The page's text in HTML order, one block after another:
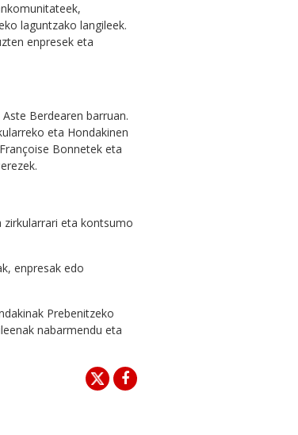
laguntzako langileek.
enpresek eta
Berdearen barruan.
eta Hondakinen
Bonnetek eta
zirkularrari eta kontsumo
enpresak edo
Prebenitzeko
nabarmendu eta